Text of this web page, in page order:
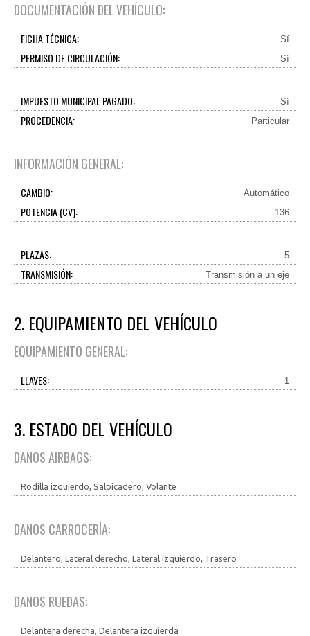
DOCUMENTACIÓN DEL VEHÍCULO:
FICHA TÉCNICA: Sí
PERMISO DE CIRCULACIÓN: Sí
IMPUESTO MUNICIPAL PAGADO: Sí
PROCEDENCIA: Particular
INFORMACIÓN GENERAL:
CAMBIO: Automático
POTENCIA (CV): 136
PLAZAS: 5
TRANSMISIÓN: Transmisión a un eje
2. EQUIPAMIENTO DEL VEHÍCULO
EQUIPAMIENTO GENERAL:
LLAVES: 1
3. ESTADO DEL VEHÍCULO
DAÑOS AIRBAGS:
Rodilla izquierdo, Salpicadero, Volante
DAÑOS CARROCERÍA:
Delantero, Lateral derecho, Lateral izquierdo, Trasero
DAÑOS RUEDAS:
Delantera derecha, Delantera izquierda